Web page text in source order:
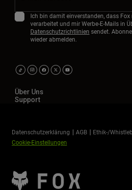
Ich bin damit einverstanden, dass Fox
verarbeitet und mir Werbe-E-Mails in
Datenschutzrichtlinien sendet.
wieder abmelden.
Über Uns
Support
Datenschutzerklärung AGB
Ethik-/
Cookie-Einstellungen